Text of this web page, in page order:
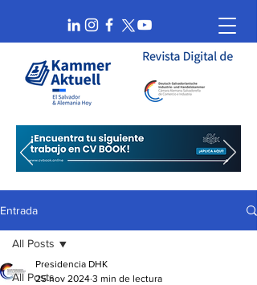
Entrada
All Posts
All Posts
Presidencia DHK
25 nov 2024 3 min de lectura